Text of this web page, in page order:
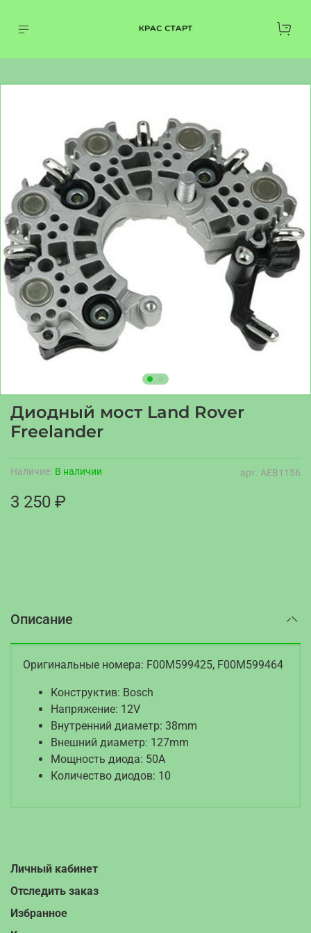
арт. AEB1156
Наличие: В наличии
Диодный мост Land Rover
Freelander
3 250 ₽
Описание
Оригинальные номера: F00M599425, F00M599464
Конструктив: Bosch
Напряжение: 12V
Внутренний диаметр: 38mm
Внешний диаметр: 127mm
Мощность диода: 50A
Количество диодов: 10
Личный кабинет
Отследить заказ
Избранное